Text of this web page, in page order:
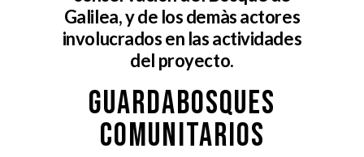
Galilea, y de los demàs actores
involucrados en las actividades
del proyecto.
Guardabosques
comunitarios